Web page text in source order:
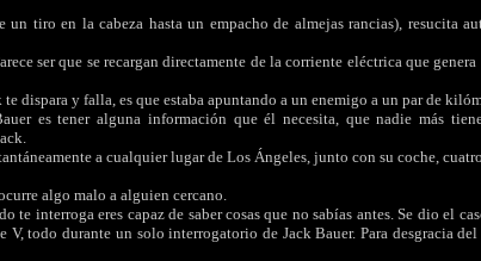
un tiro en la cabeza hasta un empacho de almejas rancias), resucita
ser que se recargan directamente de la corriente eléctrica que
dispara y falla, es que estaba apuntando a un enemigo a un par de
es tener alguna información que él necesita, que nadie más
a cualquier lugar de Los Ángeles, junto con su coche,
algo malo a alguien cercano.
te interroga eres capaz de saber cosas que no sabías antes. Se dio el
todo durante un solo interrogatorio de Jack Bauer. Para desgracia